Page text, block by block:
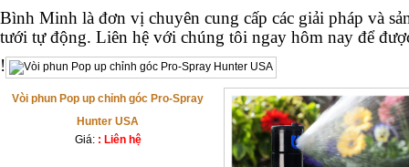
Bình Minh là đơn vị chuyên cung cấp các giải pháp và
tưới tự động. Liên hệ với chúng tôi ngay hôm nay để
!
Vòi phun Pop up chỉnh góc Pro-Spray
Hunter USA
Giá: : Liên hệ